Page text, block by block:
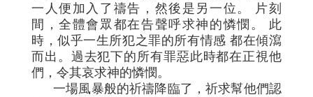
一人便加入了禱告，然後是另一位。 片刻
間，全體會眾都在告聲呼求神的憐憫。 此
時，似乎一生所犯之罪的所有情感 都在傾瀉
而出。過去犯下的所有罪惡此時都在正視他
們，令其哀求神的憐憫。
一場風暴般的祈禱降臨了，祈求幫他們認